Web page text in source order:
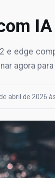
2 e edge
agora
abril de 2026 às